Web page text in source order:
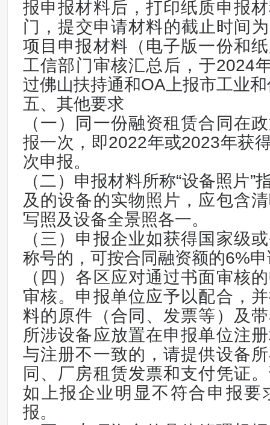
报申报材料后，打印纸质申报
门，提交申请材料的截止时间
项目申报材料（电子版一份和
工信部门审核汇总后，于2024
过佛山扶持通和OA上报市工业
五、其他要求
（一）同一份融资租赁合同在
报一次，即2022年或2023年获
次申报。
（二）申报材料所称“设备照片”
及的设备的实物照片，应包含
写照及设备全景照各一。
（三）申报企业如获得国家级
称号的，可按合同融资额的6%
（四）各区应对通过书面审核
审核。申报单位应予以配合，
料的原件（合同、发票等）及
所涉设备应放置在申报单位注
与注册不一致的，请提供设备
同、厂房租赁发票和支付凭证
如上报企业明显不符合申报要
报。